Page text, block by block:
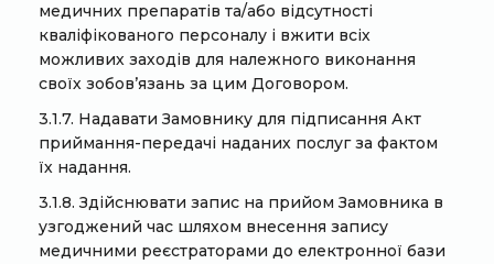
медичних препаратів та/або відсутності
кваліфікованого персоналу і вжити всіх
можливих заходів для належного виконання
своїх зобов’язань за цим Договором.
3.1.7. Надавати Замовнику для підписання Акт
приймання-передачі наданих послуг за фактом
їх надання.
3.1.8. Здійснювати запис на прийом Замовника в
узгоджений час шляхом внесення запису
медичними реєстраторами до електронної бази